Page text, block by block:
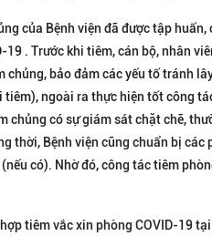
của Bệnh viện đã được tập
. Trước khi tiêm, cán bộ, nhân
chủng, bảo đảm các yếu tố tránh
ngoài ra thực hiện tốt công
chủng có sự giám sát chặt chẽ,
thời, Bệnh viện cũng chuẩn bị
có). Nhờ đó, công tác tiêm
tiêm vắc xin phòng COVID-19